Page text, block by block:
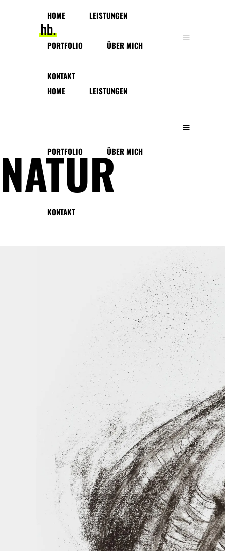
HOME LEISTUNGEN
PORTFOLIO ÜBER MICH
KONTAKT
HOME LEISTUNGEN
PORTFOLIO ÜBER MICH
KONTAKT
NATUR